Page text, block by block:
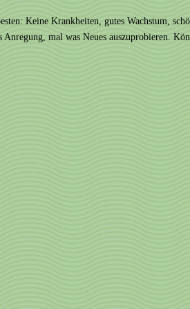
Keine Krankheiten, gutes Wachstum,
mal was Neues auszuprobieren.